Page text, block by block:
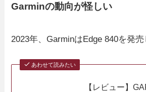
Garminの動向が怪しい
2023年、GarminはEdge 840を発売
あわせて読みたい
【レビュー】